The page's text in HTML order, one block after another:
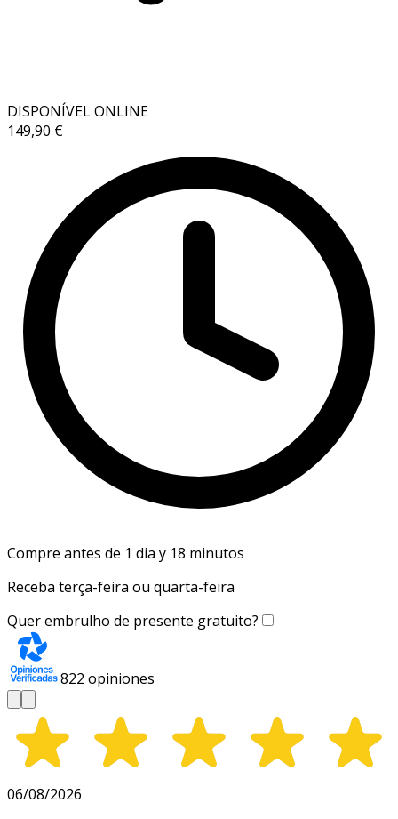
DISPONÍVEL ONLINE
149,90 €
Compre antes de 1 dia y 18 minutos
Receba terça-feira ou quarta-feira
Quer embrulho de presente gratuito?
822 opiniones
06/08/2026